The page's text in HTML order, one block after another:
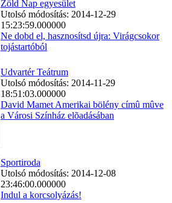
Zöld Nap egyesület
Utolsó módosítás: 2014-12-29
15:23:59.000000
Ne dobd el, hasznosítsd újra: Virágcsokor
tojástartóból
Udvartér Teátrum
Utolsó módosítás: 2014-11-29
18:51:03.000000
David Mamet Amerikai bölény címû mûve
a Városi Színház elõadásában
Sportiroda
Utolsó módosítás: 2014-12-08
23:46:00.000000
Indul a korcsolyázás!